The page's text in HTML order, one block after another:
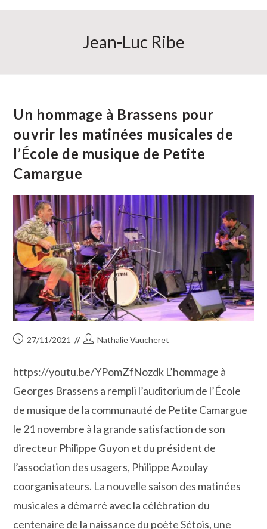
Jean-Luc Ribe
Un hommage à Brassens pour
ouvrir les matinées musicales de
l’École de musique de Petite
Camargue
Publication
27/11/2021
Auteur/autrice
publication :
Nathalie Vaucheret
https://youtu.be/YPomZfNozdk L’hommage à
Georges Brassens a rempli l’auditorium de l’École
de musique de la communauté de Petite Camargue
le 21 novembre à la grande satisfaction de son
directeur Philippe Guyon et du président de
l’association des usagers, Philippe Azoulay
coorganisateurs. La nouvelle saison des matinées
musicales a démarré avec la célébration du
centenaire de la naissance du poète Sétois, une